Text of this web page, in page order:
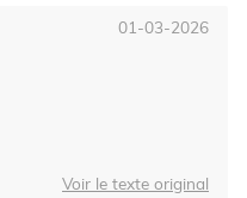
01-03-2026
Voir le texte original